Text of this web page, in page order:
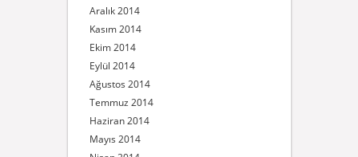
Aralık 2014
Kasım 2014
Ekim 2014
Eylül 2014
Ağustos 2014
Temmuz 2014
Haziran 2014
Mayıs 2014